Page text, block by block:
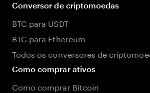
Conversor de criptomoedas
BTC para USDT
BTC para Ethereum
Todos os conversores de
Como comprar ativos
Como comprar Bitcoin